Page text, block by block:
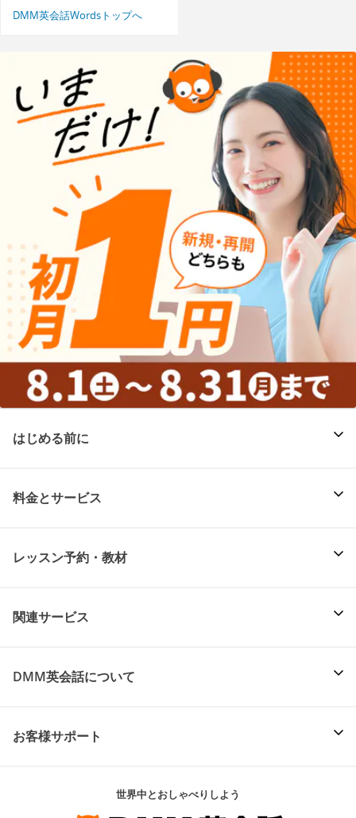
DMM英会話Wordsトップへ
はじめる前に
料金とサービス
レッスン予約・教材
関連サービス
DMM英会話について
お客様サポート
世界中とおしゃべりしよう